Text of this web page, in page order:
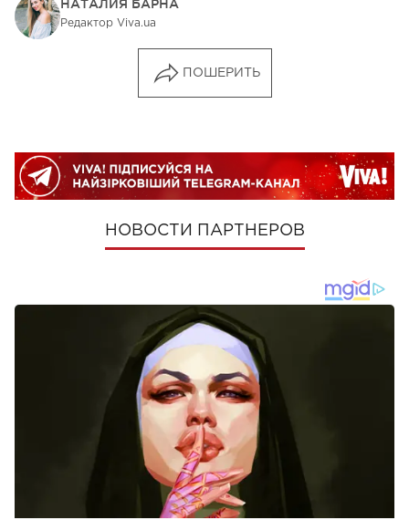
НАТАЛИЯ БАРНА
Редактор Viva.ua
ПОШЕРИТЬ
НОВОСТИ ПАРТНЕРОВ